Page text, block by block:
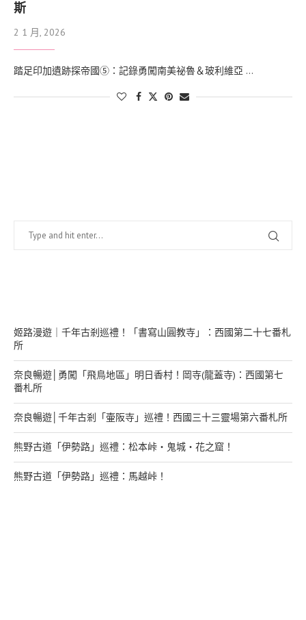
斯
2 1 月, 2026
踏足印加遺跡探帝國⑤：記錄勇闖南美祕魯＆玻利維亞 …
姬路漫遊｜千年古剎巡禮！「書寫山圓教寺」：西國第二十七番札
所
奈良暢遊│勇闖「飛鳥地區」明日香村！岡寺(龍蓋寺)：西國第七
番札所
奈良暢遊│千年古剎「壷阪寺」巡禮！西國三十三靈場第六番札所
熊野古道「伊勢路」巡禮：松本峠・鬼城・花之窟！
熊野古道「伊勢路」巡禮：馬越峠！